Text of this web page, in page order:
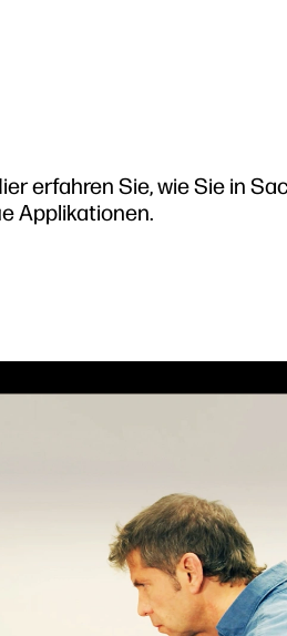
erfahren Sie, wie Sie in
Applikationen.